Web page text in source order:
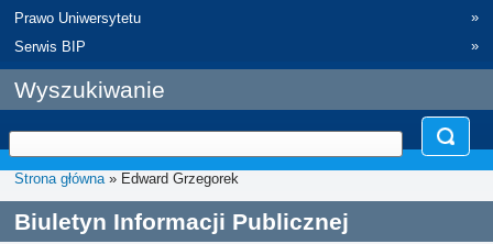
Prawo Uniwersytetu
»
Serwis BIP
»
Wyszukiwanie
Strona główna» Edward Grzegorek
Biuletyn Informacji Publicznej